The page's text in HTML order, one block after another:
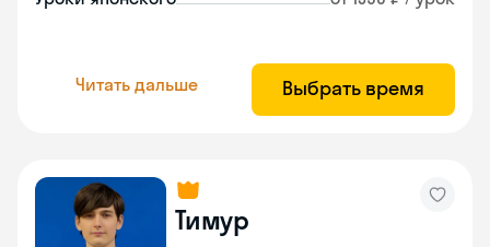
Читать дальше Выбрать время
Тимур